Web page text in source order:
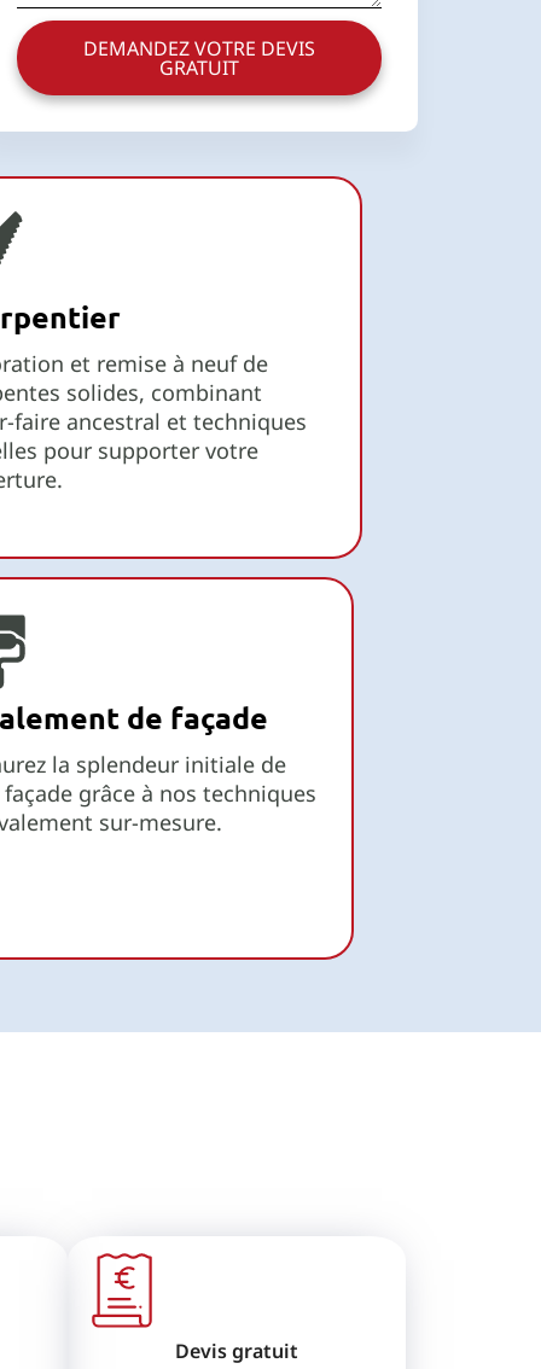
DEMANDEZ VOTRE DEVIS
GRATUIT
et remise à neuf de
solides, combinant
faire ancestral et techniques
pour supporter votre
de façade
la splendeur initiale de
grâce à nos techniques
sur-mesure.
Devis gratuit